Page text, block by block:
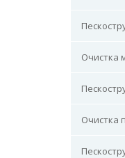
Очистка
Очистка